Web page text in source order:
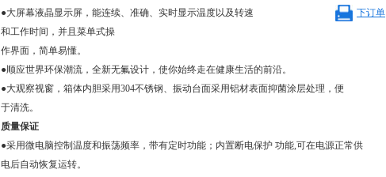
下订单
●大屏幕液晶显示屏，能连续、准确、实时显示温度以及转速
和工作时间，并且菜单式操
作界面，简单易懂。
●顺应世界环保潮流，全新无氟设计，使你始终走在健康生活的前沿。
●大观察视窗，箱体内胆采用304不锈钢、振动台面采用铝材表面抑菌涂层处理，便
于清洗。
质量保证
●采用微电脑控制温度和振荡频率，带有定时功能；内置断电保护 功能,可在电源正常供
电后自动恢复运转。